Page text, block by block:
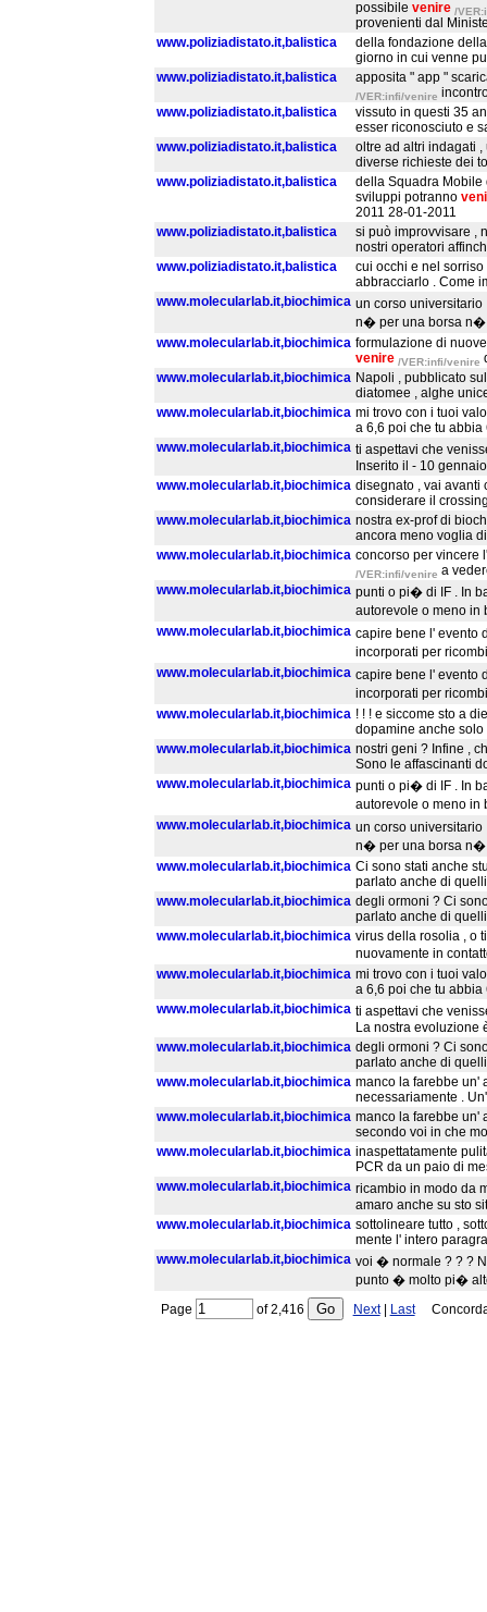
possibile venire /
provenienti dal
www.poliziadistato.it,balistica
della fondazione
giorno in cui venne
www.poliziadistato.it,balistica
apposita " app "
/VER:infi/venire
www.poliziadistato.it,balistica
vissuto in questi 35
esser riconosciuto e
www.poliziadistato.it,balistica
oltre ad altri indagati
diverse richieste dei
www.poliziadistato.it,balistica
della Squadra Mobile
sviluppi potranno
2011 28-01-2011
www.poliziadistato.it,balistica
si può improvvisare ,
nostri operatori
www.poliziadistato.it,balistica
cui occhi e nel
abbracciarlo . Come
www.molecularlab.it,biochimica un corso
n� per una borsa n�
www.molecularlab.it,biochimica formulazione di
venire /VER:infi/venire
www.molecularlab.it,biochimica Napoli , pubblicato
diatomee , alghe
www.molecularlab.it,biochimica mi trovo con i tuoi
a 6,6 poi che tu abbia
www.molecularlab.it,biochimica ti aspettavi che
Inserito il - 10
www.molecularlab.it,biochimica disegnato , vai avanti
considerare il
www.molecularlab.it,biochimica nostra ex-prof di
ancora meno voglia
www.molecularlab.it,biochimica concorso per vincere
/VER:infi/venire a
www.molecularlab.it,biochimica punti o pi� di IF . In
autorevole o meno in
www.molecularlab.it,biochimica capire bene l' evento
incorporati per
www.molecularlab.it,biochimica capire bene l' evento
incorporati per
www.molecularlab.it,biochimica ! ! ! e siccome sto a
dopamine anche
www.molecularlab.it,biochimica nostri geni ? Infine ,
Sono le affascinanti
www.molecularlab.it,biochimica punti o pi� di IF . In
autorevole o meno in
www.molecularlab.it,biochimica un corso
n� per una borsa n�
www.molecularlab.it,biochimica Ci sono stati anche
parlato anche di
www.molecularlab.it,biochimica degli ormoni ? Ci
parlato anche di
www.molecularlab.it,biochimica virus della rosolia , o
nuovamente in
www.molecularlab.it,biochimica mi trovo con i tuoi
a 6,6 poi che tu abbia
www.molecularlab.it,biochimica ti aspettavi che
La nostra evoluzione
www.molecularlab.it,biochimica degli ormoni ? Ci
parlato anche di
www.molecularlab.it,biochimica manco la farebbe un'
necessariamente .
www.molecularlab.it,biochimica manco la farebbe un'
secondo voi in che
www.molecularlab.it,biochimica inaspettatamente
PCR da un paio di
www.molecularlab.it,biochimica ricambio in modo da
amaro anche su sto
www.molecularlab.it,biochimica sottolineare tutto ,
mente l' intero
www.molecularlab.it,biochimica voi � normale ? ? ?
punto � molto pi�
Page
of2,416 Next| Last